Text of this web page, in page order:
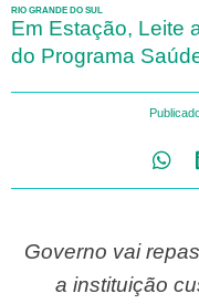
RIO GRANDE DO SUL
Em Estação, Leite
do Programa
Governo vai repassar R$ 120 mil mensais para
a instituição